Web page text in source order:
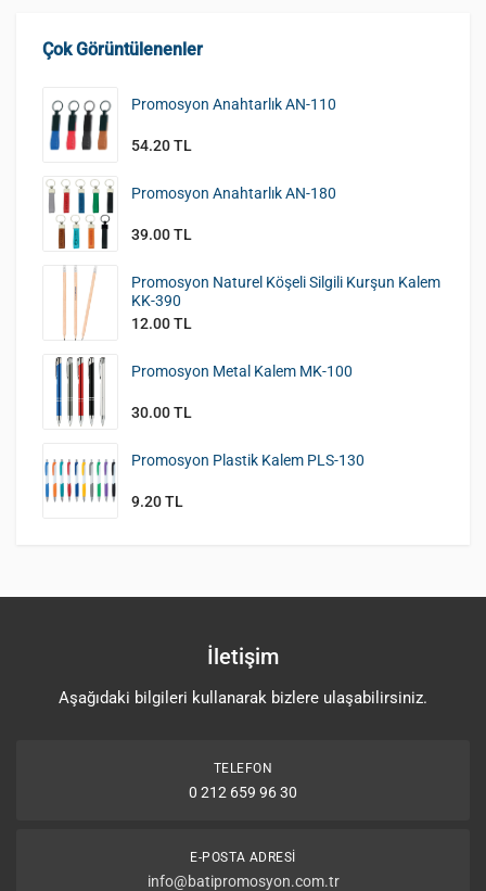
Çok Görüntülenenler
Promosyon Anahtarlık AN-110
54.20 TL
Promosyon Anahtarlık AN-180
39.00 TL
Promosyon Naturel Köşeli Silgili Kurşun Kalem
KK-390
12.00 TL
Promosyon Metal Kalem MK-100
30.00 TL
Promosyon Plastik Kalem PLS-130
9.20 TL
İletişim
Aşağıdaki bilgileri kullanarak bizlere ulaşabilirsiniz.
TELEFON
0 212 659 96 30
E-POSTA ADRESI
info@batipromosyon.com.tr